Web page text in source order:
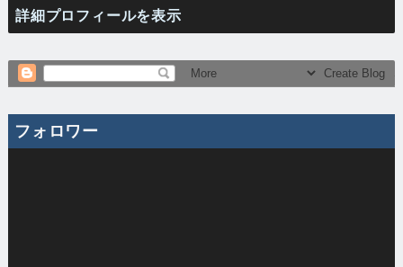
詳細プロフィールを表示
フォロワー